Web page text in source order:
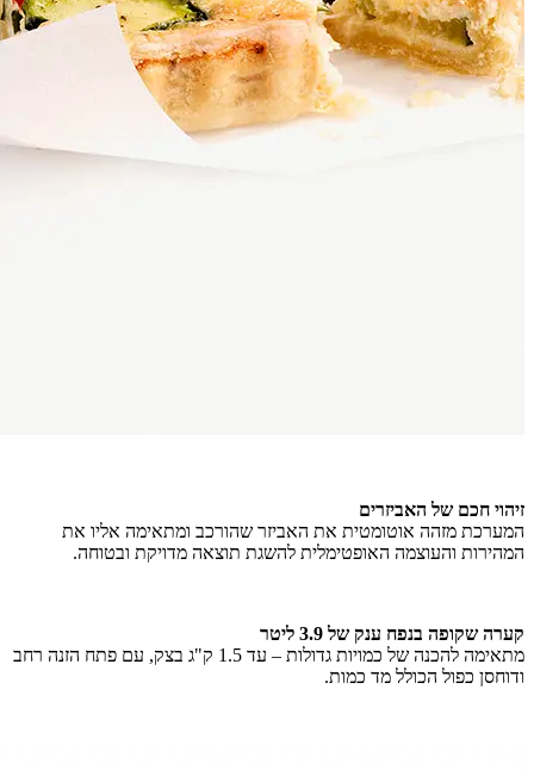
זיהוי חכם של האביזרים
המערכת מזהה אוטומטית את האביזר שהורכב ומתאימה אליו את
המהירות והעוצמה האופטימלית להשגת תוצאה מדויקת ובטוחה.
קערה שקופה בנפח ענק של 3.9 ליטר
מתאימה להכנה של כמויות גדולות – עד 1.5 ק"ג בצק, עם פתח הזנה רחב
ודוחסן כפול הכולל מד כמות.